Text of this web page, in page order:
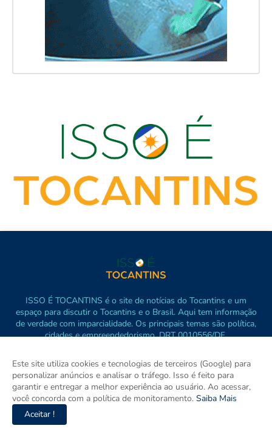
ISSO É TOCANTINS é o site de notícias do Tocantins e um
espaço para discutir o Tocantins e o Brasil. Aqui tem informação
de verdade com imparcialidade. Os principais temas são política,
cidades e empreendedorismo. DRT 0010556/DF.
Este site utiliza cookies e tecnologias de terceiros (Google) para
personalizar anúncios e analisar o tráfego. Isso é feito para
garantir e entregar a melhor experiência ao usuário. Ao acessar,
você concorda com a política de monitoramento. Saiba Mais
Aceitar !